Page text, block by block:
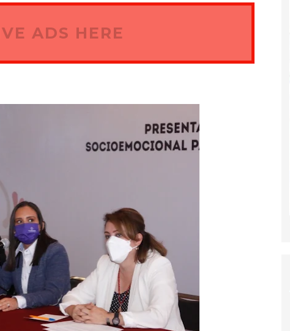
ADS HERE